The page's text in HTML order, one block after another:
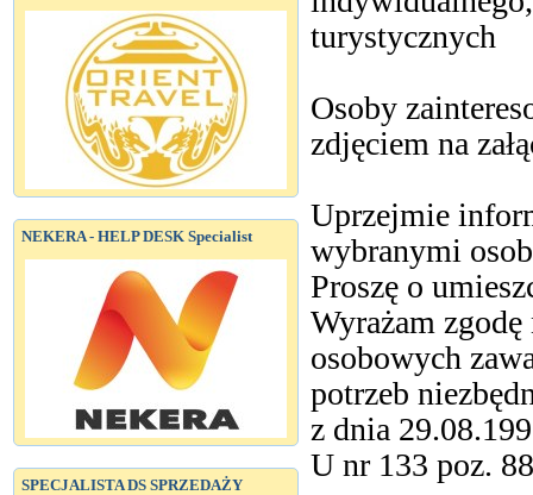
NEKERA - HELP DESK Specialist
SPECJALISTA DS SPRZEDAŻY
turystycznych
Osoby
zdjęciem na
Uprzejmie
wybranymi
Proszę o
Wyrażam
osobowych
potrzeb
z dnia
U nr 133 poz.